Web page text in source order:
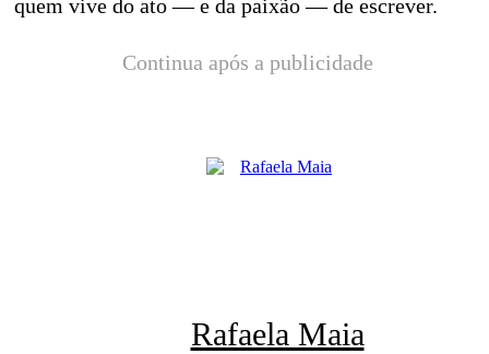
quem vive do ato — e da paixão — de escrever.
Continua após a publicidade
Rafaela Maia